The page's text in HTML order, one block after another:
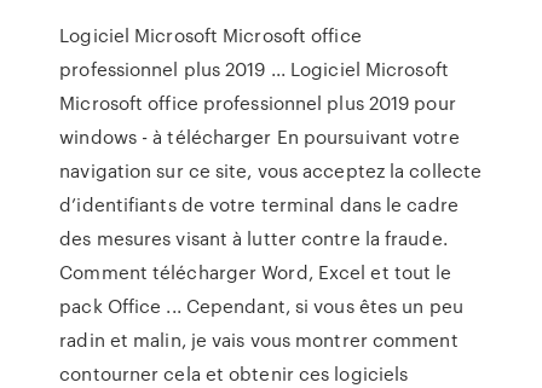
Logiciel Microsoft Microsoft office
professionnel plus 2019 ... Logiciel Microsoft
Microsoft office professionnel plus 2019 pour
windows - à télécharger En poursuivant votre
navigation sur ce site, vous acceptez la collecte
d’identifiants de votre terminal dans le cadre
des mesures visant à lutter contre la fraude.
Comment télécharger Word, Excel et tout le
pack Office ... Cependant, si vous êtes un peu
radin et malin, je vais vous montrer comment
contourner cela et obtenir ces logiciels